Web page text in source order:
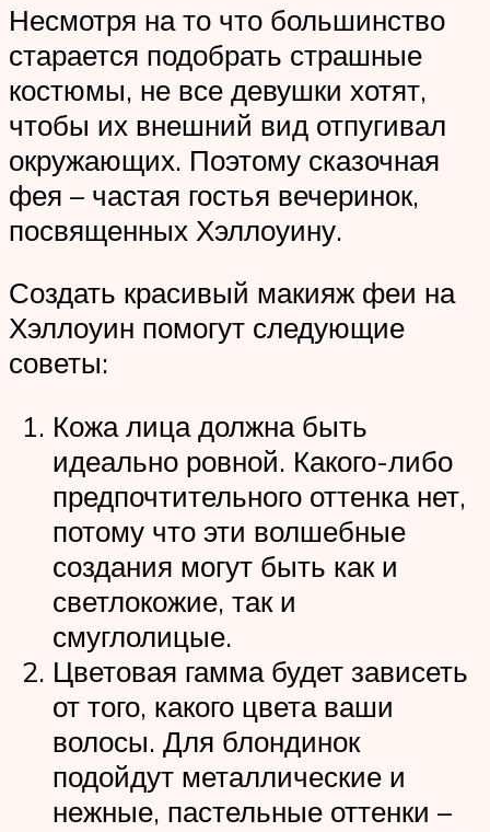
Несмотря на то что большинство
старается подобрать страшные
костюмы, не все девушки хотят,
чтобы их внешний вид отпугивал
окружающих. Поэтому сказочная
фея – частая гостья вечеринок,
посвященных Хэллоуину.
Создать красивый макияж феи на
Хэллоуин помогут следующие
советы:
Кожа лица должна быть
идеально ровной. Какого-либо
предпочтительного оттенка нет,
потому что эти волшебные
создания могут быть как и
светлокожие, так и
смуглолицые.
Цветовая гамма будет зависеть
от того, какого цвета ваши
волосы. Для блондинок
подойдут металлические и
нежные, пастельные оттенки –